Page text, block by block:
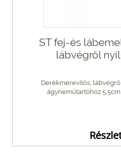
ST fej-és
lábvégről
Derékmerevítős,
ágyneműtartóhoz 5,5cm